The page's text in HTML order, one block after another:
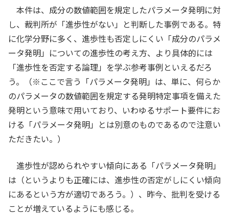
相違点３について
「…甲１発明は、…Ａ／Ｃ比については特定されて
いない。上記の両成分の含有量の範囲から計算する
と、Ａ／Ｃ比の値は、最小で２．４、最大で３２０
となる。
他方、本件発明１では、「（Ａ）成分／（Ｃ）成
分で表される質量比（Ａ／Ｃ比）が１０～１００で
ある」とされている。
そうすると、甲１発5 明において算出されるＡ／
Ｃ比の範囲は、本件発明１のＡ／Ｃ比の範囲に該当
したがって、本件発明１と甲１発明との相違点３
は実質的な相違点であるというべきであり、これが
形式的な相違点であるとは認められない。
相違点１に関する原告の主張と同様、…Ａ／Ｃ比
（ＩＩ）においてＲ４が炭素数１２及び１４の天然
アルコール由来の炭化水素であるとされた理由は本
件明細書の記載からは明らかでない。
また、本件明細書に記載された本件防臭効果評価
では、…実施例１ないし２２及び比較例１ないし８
の衣料用洗浄剤組成物が用いられている。本件防臭
効果評価で用いられた（Ｇ）成分…のうち本件発明
１で特定された（Ｇ）成分に該当するものはＧ－
２、Ｇ－２’及びＧ－３であるが、実施例１ないし２
２のうち、実施例１ないし５には…いずれも配合さ
いずれか２種類が合計３０質量％含まれ、実施例２
１及び２２には…各７．５質量％（合計１５質
量％）含まれている。そして、防臭効果の評価の結
果をみると、…合計３０質量％含む実施例…が、…
Ａ／Ｃ比を「最小で２．４、最大で３２０」の範囲
内である「１０～１００」とすること（相違点３に
係る構成を導くこと）も、当業者にとって格別の創
意工夫を要するものであるとは解されず、当業者が
容易に想到することができたものといえる。」
本件は、成分の数値範囲を規定したパラメータ発明に対
し、裁判所が「進歩性がない」と判断した事例である。特
に化学分野に多く、進歩性も否定しにくい「成分のパラメ
ータ発明」についての進歩性の考え方、より具体的には
「進歩性を否定する論理」を学ぶ参考事例といえるだろ
う。（※ここで言う「パラメータ発明」は、単に、何らか
のパラメータの数値範囲を規定する発明特定事項を備えた
発明という意味で用いており、いわゆるサポート要件にお
ける「パラメータ発明」とは別意のものであるので注意い
ただきたい。）
進歩性が認められやすい傾向にある「パラメータ発明」
は（というよりも正確には、進歩性の否定がしにくい傾向
にあるという方が適切であろう。）、昨今、批判を受ける
ことが増えているようにも感じる。